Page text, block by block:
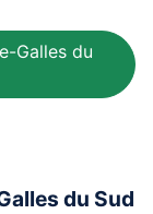
Galles du
du Sud